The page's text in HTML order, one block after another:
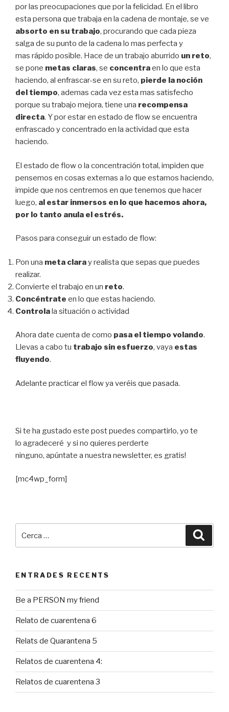
por las preocupaciones que por la felicidad. En el libro
esta persona que trabaja en la cadena de montaje, se ve
absorto en su trabajo, procurando que cada pieza
salga de su punto de la cadena lo mas perfecta y
mas rápido posible. Hace de un trabajo aburrido un reto,
se pone metas claras, se concentraen lo que esta
haciendo, al enfrascar-se en su reto, pierde la noción
del tiempo, ademas cada vez esta mas satisfecho
porque su trabajo mejora, tiene una recompensa
directa. Y por estar en estado de flow se encuentra
enfrascado y concentrado en la actividad que esta
haciendo.
El estado de flow o la concentración total, impiden que
pensemos en cosas externas a lo que estamos haciendo,
impide que nos centremos en que tenemos que hacer
luego, al estar inmersos en lo que hacemos ahora,
por lo tanto anula el estrés.
Pasos para conseguir un estado de flow:
Pon una meta claray realista que sepas que puedes
realizar.
Convierte el trabajo en un reto.
Concéntrate en lo que estas haciendo.
Controlala situación o actividad
Ahora date cuenta de como pasa el tiempo volando.
Llevas a cabo tu trabajo sin esfuerzo, vaya estas
fluyendo.
Adelante practicar el flow ya veréis que pasada.
Si te ha gustado este post puedes compartirlo, yo te
lo agradeceré y si no quieres perderte
ninguno, apúntate a nuestra newsletter, es gratis!
[mc4wp_form]
ENTRADES RECENTS
Be a PERSON my friend
Relato de cuarentena 6
Relats de Quarantena 5
Relatos de cuarentena 4:
Relatos de cuarentena 3